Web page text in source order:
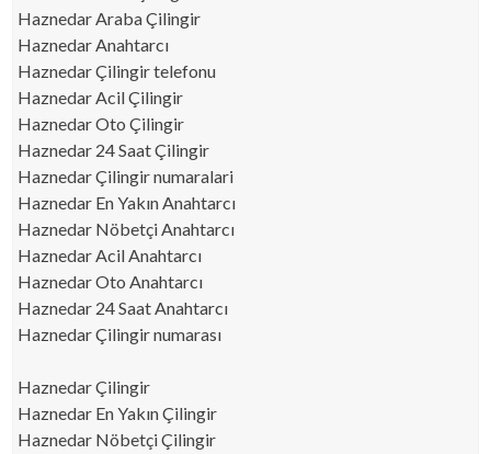
Haznedar Araba Çilingir
Haznedar Anahtarcı
Haznedar Çilingir telefonu
Haznedar Acil Çilingir
Haznedar Oto Çilingir
Haznedar 24 Saat Çilingir
Haznedar Çilingir numaralari
Haznedar En Yakın Anahtarcı
Haznedar Nöbetçi Anahtarcı
Haznedar Acil Anahtarcı
Haznedar Oto Anahtarcı
Haznedar 24 Saat Anahtarcı
Haznedar Çilingir numarası
Haznedar Çilingir
Haznedar En Yakın Çilingir
Haznedar Nöbetçi Çilingir